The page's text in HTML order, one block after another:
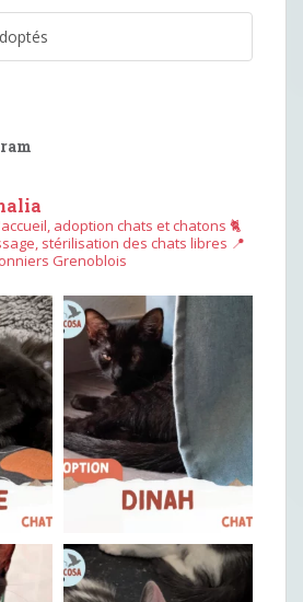
adoption chats et chatons 🐈
stérilisation des chats libres 📍
Grenoblois